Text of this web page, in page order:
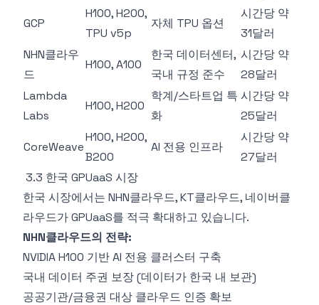
GCP
H100, H200,
TPU v5p
자체 TPU 옵션
시간당 약
31달러
NHN클라우
드
H100, A100
한국 데이터센터,
국내 규정 준수
시간당 약
28달러
Lambda
Labs
H100, H200
학계/스타트업 특
화
시간당 약
25달러
CoreWeave
H100, H200,
B200
AI 전용 인프라
시간당 약
27달러
3.3 한국 GPUaaS 시장
한국 시장에서는 NHN클라우드, KT클라우드, 네이버클
라우드가 GPUaaS를 적극 확대하고 있습니다.
NHN클라우드의 전략:
NVIDIA H100 기반 AI 전용 클러스터 구축
국내 데이터 주권 보장 (데이터가 한국 내 보관)
공공기관/금융권 대상 클라우드 인증 확보